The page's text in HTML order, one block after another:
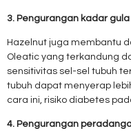
3. Pengurangan kadar
Hazelnut juga membantu
Oleatic yang terkandung
sensitivitas sel-sel tubuh
tubuh dapat menyerap
cara ini, risiko diabetes
4. Pengurangan